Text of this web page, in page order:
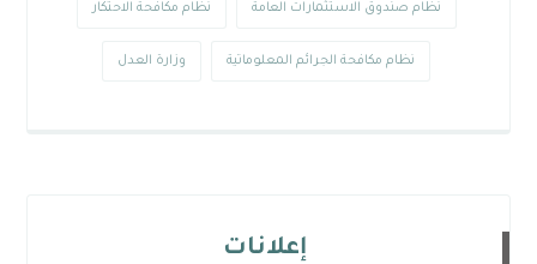
نظام صندوق الاستثمارات العامة نظام مكافحة الاحتكار
نظام مكافحة الجرائم المعلوماتية وزارة العدل
إعلانات